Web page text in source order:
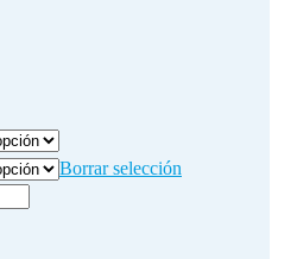
Borrar selección